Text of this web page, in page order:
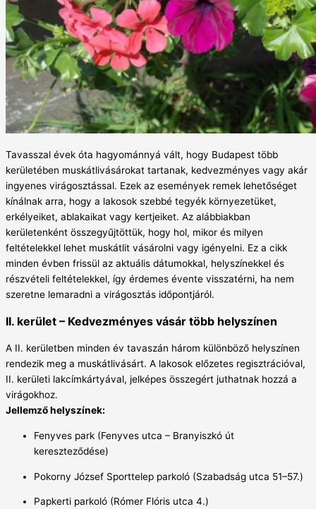
Tavasszal évek óta hagyománnyá vált, hogy Budapest több
kerületében muskátlivásárokat tartanak, kedvezményes vagy akár
ingyenes virágosztással. Ezek az események remek lehetőséget
kínálnak arra, hogy a lakosok szebbé tegyék környezetüket,
erkélyeiket, ablakaikat vagy kertjeiket. Az alábbiakban
kerületenként összegyűjtöttük, hogy hol, mikor és milyen
feltételekkel lehet muskátlit vásárolni vagy igényelni. Ez a cikk
minden évben frissül az aktuális dátumokkal, helyszínekkel és
részvételi feltételekkel, így érdemes évente visszatérni, ha nem
szeretne lemaradni a virágosztás időpontjáról.
II. kerület – Kedvezményes vásár több helyszínen
A II. kerületben minden év tavaszán három különböző helyszínen
rendezik meg a muskátlivásárt. A lakosok előzetes regisztrációval,
II. kerületi lakcímkártyával, jelképes összegért juthatnak hozzá a
virágokhoz.
Jellemző helyszínek:
Fenyves park (Fenyves utca – Branyiszkó út
kereszteződése)
Pokorny József Sporttelep parkoló (Szabadság utca 51–57.)
Papkerti parkoló (Rómer Flóris utca 4.)